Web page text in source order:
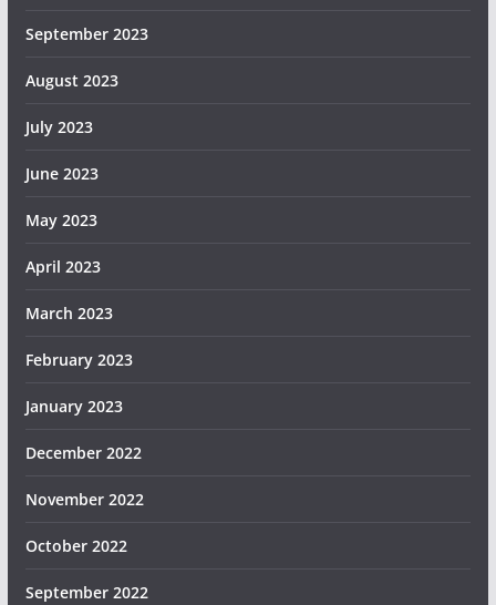
September 2023
August 2023
July 2023
June 2023
May 2023
April 2023
March 2023
February 2023
January 2023
December 2022
November 2022
October 2022
September 2022